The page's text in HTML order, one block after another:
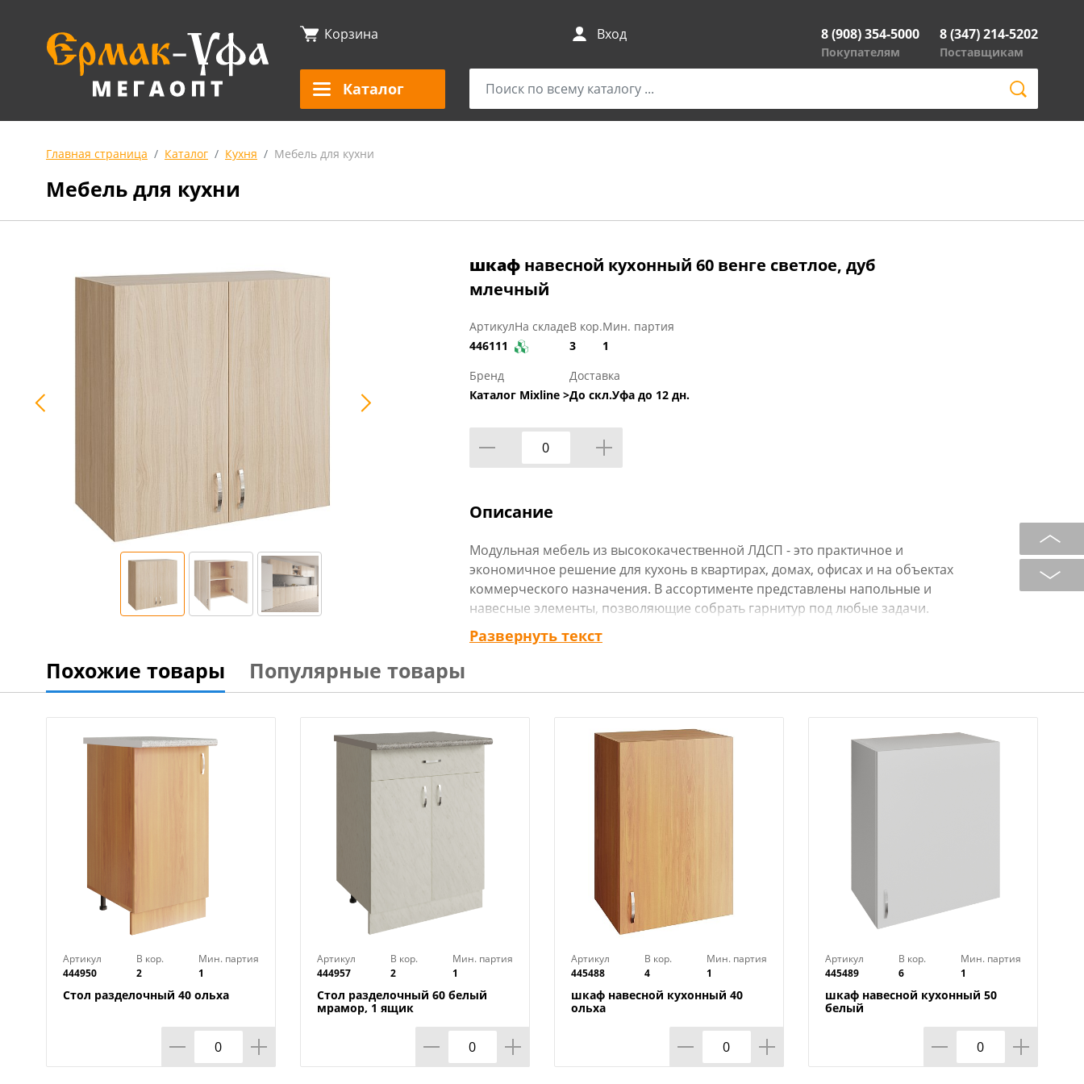
Корзина Вход 8 (908) 354-5000
Покупателям
8 (347) 214-5202
Поставщикам
Каталог
Главная страница Каталог Кухня Мебель для кухни
Мебель для кухни
шкаф навесной кухонный 60 венге светлое, дуб
млечный
Артикул
446111
На складеВ кор.
3
Мин. партия
1
Бренд
Каталог Mixline >
Доставка
До скл.Уфа до 12 дн.
Описание
Модульная мебель из высококачественной ЛДСП - это практичное и
экономичное решение для кухонь в квартирах, домах, офисах и на объектах
коммерческого назначения. В ассортименте представлены напольные и
навесные элементы, позволяющие собрать гарнитур под любые задачи.
- Изделия оснащены цоколем, который защищает корпус от контакта с
полом и облегчает уборку.
- Регулируемые ножки позволяют выставить мебель по уровню даже на
к стене, оставляя пространство для прокладки коммуникаций
Навесные шкафы:
- Доступны в двух вариантах исполнения: с полками или с посудосушкой.
- При необходимости посудосушку можно приобрести отдельно и
установить в шкаф самостоятельно.
Развернуть текст
Похожие товары Популярные товары
Артикул
444950
В кор.
2
Мин. партия
1
Стол разделочный 40 ольха
Артикул
444957
В кор.
2
Мин. партия
1
Стол разделочный 60 белый
мрамор, 1 ящик
Артикул
445488
В кор.
4
Мин. партия
1
шкаф навесной кухонный 40
ольха
Артикул
445489
В кор.
6
Мин. партия
1
шкаф навесной кухонный 50
белый